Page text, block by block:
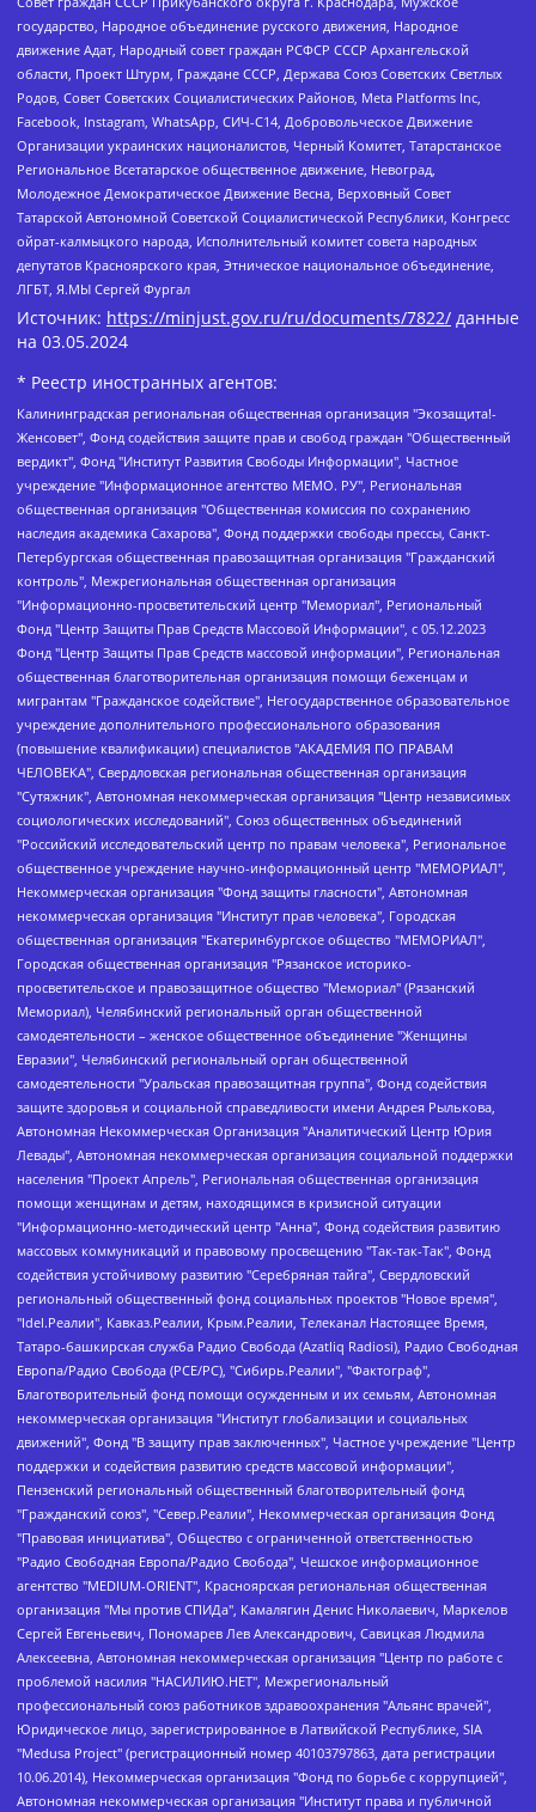
государство, Народное объединение русского движения, Народное
движение Адат, Народный совет граждан РСФСР СССР Архангельской
области, Проект Штурм, Граждане СССР, Держава Союз Советских Светлых
Родов, Совет Советских Социалистических Районов, Meta Platforms Inc,
Facebook, Instagram, WhatsApp, СИЧ-С14, Добровольческое Движение
Организации украинских националистов, Черный Комитет, Татарстанское
Региональное Всетатарское общественное движение, Невоград,
Молодежное Демократическое Движение Весна, Верховный Совет
Татарской Автономной Советской Социалистической Республики, Конгресс
ойрат-калмыцкого народа, Исполнительный комитет совета народных
депутатов Красноярского края, Этническое национальное объединение,
ЛГБТ, Я.МЫ Сергей Фургал
Источник: https://minjust.gov.ru/ru/documents/7822/ данные
на 03.05.2024
* Реестр иностранных агентов:
Калининградская региональная общественная организация "Экозащита!-Женсовет", Фонд содействия защите прав и свобод граждан "Общественный вердикт", Фонд "Институт Развития Свободы Информации", Частное учреждение "Информационное агентство МЕМО. РУ", Региональная общественная организация "Общественная комиссия по сохранению наследия академика Сахарова", Фонд поддержки свободы прессы, Санкт-Петербургская общественная правозащитная организация "Гражданский контроль", Межрегиональная общественная организация "Информационно-просветительский центр "Мемориал", Региональный Фонд "Центр Защиты Прав Средств Массовой Информации", с 05.12.2023 Фонд "Центр Защиты Прав Средств массовой информации", Региональная общественная благотворительная организация помощи беженцам и мигрантам "Гражданское содействие", Негосударственное образовательное учреждение дополнительного профессионального образования (повышение квалификации) специалистов "АКАДЕМИЯ ПО ПРАВАМ ЧЕЛОВЕКА", Свердловская региональная общественная организация "Сутяжник", Автономная некоммерческая организация "Центр независимых социологических исследований", Союз общественных объединений "Российский исследовательский центр по правам человека", Региональное общественное учреждение научно-информационный центр "МЕМОРИАЛ", Некоммерческая организация "Фонд защиты гласности", Автономная некоммерческая организация "Институт прав человека", Городская общественная организация "Екатеринбургское общество "МЕМОРИАЛ", Городская общественная организация "Рязанское историко-просветительское и правозащитное общество "Мемориал" (Рязанский Мемориал), Челябинский региональный орган общественной самодеятельности – женское общественное объединение "Женщины Евразии", Челябинский региональный орган общественной самодеятельности "Уральская правозащитная группа", Фонд содействия защите здоровья и социальной справедливости имени Андрея Рылькова, Автономная Некоммерческая Организация "Аналитический Центр Юрия Левады", Автономная некоммерческая организация социальной поддержки населения "Проект Апрель", Региональная общественная организация помощи женщинам и детям, находящимся в кризисной ситуации "Информационно-методический центр "Анна", Фонд содействия развитию массовых коммуникаций и правовому просвещению "Так-так-Так", Фонд содействия устойчивому развитию "Серебряная тайга", Свердловский региональный общественный фонд социальных проектов "Новое время", "Idel.Реалии", Кавказ.Реалии, Крым.Реалии, Телеканал Настоящее Время, Татаро-башкирская служба Радио Свобода (Azatliq Radiosi), Радио Свободная Европа/Радио Свобода (PCE/PC), "Сибирь.Реалии", "Фактограф", Благотворительный фонд помощи осужденным и их семьям, Автономная некоммерческая организация "Институт глобализации и социальных движений", Фонд "В защиту прав заключенных", Частное учреждение "Центр поддержки и содействия развитию средств массовой информации", Пензенский региональный общественный благотворительный фонд "Гражданский союз", "Север.Реалии", Некоммерческая организация Фонд "Правовая инициатива", Общество с ограниченной ответственностью "Радио Свободная Европа/Радио Свобода", Чешское информационное агентство "MEDIUM-ORIENT", Красноярская региональная общественная организация "Мы против СПИДа", Камалягин Денис Николаевич, Маркелов Сергей Евгеньевич, Пономарев Лев Александрович, Савицкая Людмила Алексеевна, Автономная некоммерческая организация "Центр по работе с проблемой насилия "НАСИЛИЮ.НЕТ", Межрегиональный профессиональный союз работников здравоохранения "Альянс врачей", Юридическое лицо, зарегистрированное в Латвийской Республике, SIA "Medusa Project" (регистрационный номер 40103797863, дата регистрации 10.06.2014), Некоммерческая организация "Фонд по борьбе с коррупцией", Автономная некоммерческая организация "Институт права и публичной политики", Баданин Роман Сергеевич, Гликин Максим Александрович, Железнова Мария Михайловна, Лукьянова Юлия Сергеевна, Маетная Елизавета Витальевна, Маняхин Петр Борисович, Чуракова Ольга Владимировна, Ярош Юлия Петровна, Юридическое лицо "The Insider SIA", зарегистрированное в Риге, Латвийская Республика (дата регистрации 26.06.2015), являющееся администратором доменного имени интернет-издания "The Insider SIA", https://theins.ru, Постернак Алексей Евгеньевич, Рубин Михаил Аркадьевич, Анин Роман Александрович, Юридическое лицо Istories fonds, зарегистрированное в Латвийской Республике (регистрационный номер 50008295751, дата регистрации 24.02.2020), Великовский Дмитрий Александрович, Долинина Ирина Николаевна, Мароховская Алеся Алексеевна, Шлейнов Роман Юрьевич, Шмагун Олеся Валентиновна, Общество с ограниченной ответственностью "Альтаир 2021", Общество с ограниченной ответственностью "Вега 2021", Общество с ограниченной ответственностью "Главный редактор 2021", Общество с ограниченной ответственностью "Ромашки монолит", Важенков Артем Валерьевич, Ивановская областная общественная организация "Центр гендерных исследований", Гурман Юрий Альбертович, Медиапроект "ОВД-Инфо", Егоров Владимир Владимирович, Жилинский Владимир Александрович, Общество с ограниченной ответственностью "ЗП", Иванова София Юрьевна, Карезина Инна Павловна, Кильтау Екатерина Викторовна, Петров Алексей Викторович, Пискунов Сергей Евгеньевич, Смирнов Сергей Сергеевич, Тихонов Михаил Сергеевич, Общество с ограниченной ответственностью "ЖУРНАЛИСТ-ИНОСТРАННЫЙ АГЕНТ", Арапова Галина Юрьевна, Вольтская Татьяна Анатольевна, Американская компания "Mason G.E.S. Anonymous Foundation" (США), являющаяся владельцем интернет-издания https://mnews.world/, Компания "Stichting Bellingcat", зарегистрированная в Нидерландах (дата регистрации 11.07.2018), Захаров Андрей Вячеславович, Клепиковская Екатерина Дмитриевна, Общество с ограниченной ответственностью "МЕМО", Перл Роман Александрович, Симонов Евгений Алексеевич, Соловьева Елена Анатольевна, Сотников Даниил Владимирович, Сурначева Елизавета Дмитриевна, Автономная некоммерческая организация по защите прав человека и информированию населения "Якутия – Наше Мнение", Общество с ограниченной ответственностью "Москоу диджитал медиа", с 26.01.2023 Общество с ограниченной ответственностью "Чайка Белые сады", Ветошкина Валерия Валерьевна, Заговора Максим Александрович, Межрегиональное общественное движение "Российская ЛГБТ - сеть", Оленичев Максим Владимирович, Павлов Иван Юрьевич, Скворцова Елена Сергеевна, Общество с ограниченной ответственностью "Как бы инагент", Кочетков Игорь Викторович, Общество с ограниченной ответственностью "Честные выборы", Еланчик Олег Александрович, Общество с ограниченной ответственностью "Нобелевский призыв", Гималова Регина Эмилевна, Григорьев Андрей Валерьевич, Григорьева Алина Александровна, Ассоциация по содействию защите прав призывников, альтернативнослужащих и военнослужащих "Правозащитная группа "Гражданин.Армия.Право", Хисамова Регина Фаритовна, Автономная некоммерческая организация по реализации социально-правовых программ "Лилит", Дальневосточное общественное движение "Маяк", Санкт-Петербургская ЛГБТ-инициативная группа "Выход", Инициативная группа ЛГБТ+ "Реверс", Алексеев Андрей Викторович, Бекбулатова Таисия Львовна, Беляев Иван Михайлович, Владыкина Елена Сергеевна, Гельман Марат Александрович, Никульшина Вероника Юрьевна, Толоконникова Надежда Андреевна, Шендерович Виктор Анатольевич, Общество с ограниченной ответственностью "Данное сообщение", Общество с ограниченной ответственностью Издательский дом "Новая глава", Айнбиндер Александра Александровна, Московский комьюнити-центр для ЛГБТ+инициатив, Благотворительный фонд развития филантропии, Deutsche Welle (Германия, Kurt-Schumacher-Strasse 3, 53113 Bonn), Борзунова Мария Михайловна, Воробьев Виктор Викторович, Голубева Анна Львовна, Константинова Алла Михайловна, Малкова Ирина Владимировна, Мурадов Мурад Абдулгалимович, Осетинская Елизавета Николаевна, Понасенков Евгений Николаевич, Ганапольский Матвей Юрьевич, Киселев Евгений Алексеевич, Борухович Ирина Григорьевна, Дремин Иван Тимофеевич, Дубровский Дмитрий Викторович, Красноярская региональная общественная организация поддержки и развития альтернативных образовательных технологий и межкультурных коммуникаций "ИНТЕРРА", Маяковская Екатерина Алексеевна, Фейгин Марк Захарович, Филимонов Андрей Викторович, Дзугкоева Регина Николаевна, Доброхотов Роман Александрович, Дудь Юрий Александрович, Елкин Сергей Владимирович, Кругликов Кирилл Игоревич, Сабунаева Мария Леонидовна, Семенов Алексей Владимирович, Шаинян Карен Багратович, Шульман Екатерина Михайловна, Асафьев Артур Валерьевич, Вахштайн Виктор Семенович, Венедиктов Алексей Алексеевич, Лушникова Екатерина Евгеньевна, Волков Леонид Михайлович, Невзоров Александр Глебович, Пархоменко Сергей Борисович, Сироткин Ярослав Николаевич, Кара-Мурза Владимир Владимирович, Баранова Наталья Владимировна, Гозман Леонид Яковлевич, Кагарлицкий Борис Юльевич, Климарев Михаил Валерьевич, Милов Владимир Станиславович, Автономная некоммерческая организация Краснодарский центр современного искусства "Типография", Моргенштерн Алишер Тагирович, Соболь Любовь Эдуардовна, Общество с ограниченной ответственностью "ЛИЗА НОРМ", Каспаров Гарри Кимович, Ходорковский Михаил Борисович, Общество с ограниченной ответственностью "Апрельские тезисы", Данилович Ирина Брониславовна, Кашин Олег Владимирович, Петров Николай Владимирович, Пивоваров Алексей Владимирович, Соколов Михаил Владимирович, Цветкова Юлия Владимировна, Чичваркин Евгений Александрович, Комитет против пыток/Команда против пыток, Общество с ограниченной ответственностью "Первый научный", Общество с ограниченной ответственностью "Вертолет и ко", Белоцерковская Вероника Борисовна, Кац Максим Евгеньевич, Лазарева Татьяна Юрьевна, Шаведдинов Руслан Табризович, Яшин Илья Валерьевич, Общество с ограниченной ответственностью "Иноагент ААВ", Алешковский Дмитрий Петрович, Альбац Евгения Марковна, Быков Дмитрий Львович, Галямина Юлия Евгеньевна, Лойко Сергей Леонидович, Мартынов Кирилл Константинович, Медведев Сергей Александрович, Крашенинников Федор Геннадиевич, Гордеева Катерина Вл